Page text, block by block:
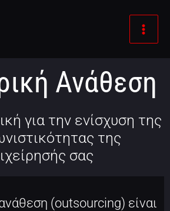
Ανάθεση
για την ενίσχυση της
της
σας
(outsourcing) είναι